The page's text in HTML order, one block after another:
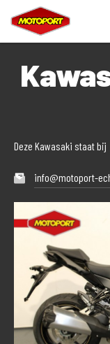
Deze Kawasaki staat bij
info@motoport-